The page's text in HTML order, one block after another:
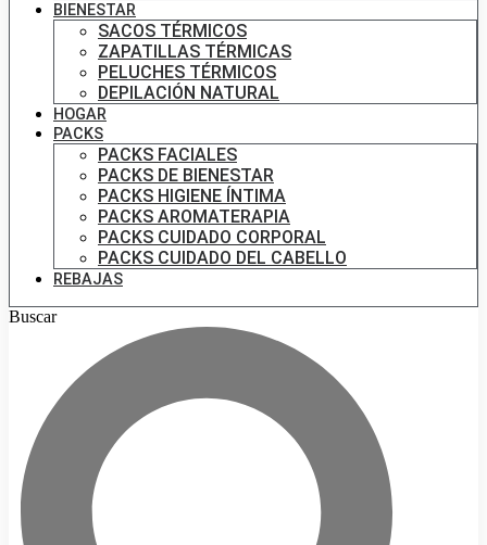
BIENESTAR
SACOS TÉRMICOS
ZAPATILLAS TÉRMICAS
PELUCHES TÉRMICOS
DEPILACIÓN NATURAL
HOGAR
PACKS
PACKS FACIALES
PACKS DE BIENESTAR
PACKS HIGIENE ÍNTIMA
PACKS AROMATERAPIA
PACKS CUIDADO CORPORAL
PACKS CUIDADO DEL CABELLO
REBAJAS
Buscar